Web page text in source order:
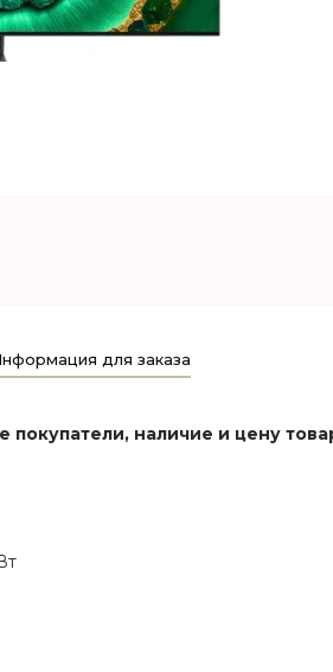
для заказа
покупатели, наличие и цену